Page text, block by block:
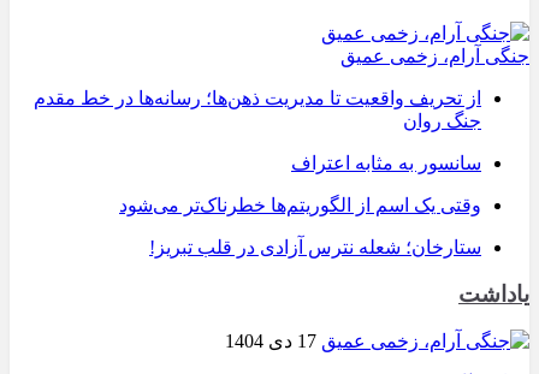
جنگی آرام، زخمی عمیق
از تحریف واقعیت تا مدیریت ذهن‌ها؛ رسانه‌ها در خط مقدم
جنگ روان
سانسور به مثابه اعتراف
وقتی یک اسم از الگوریتم‌ها خطرناک‌تر می‌شود
ستارخان؛ شعله نترس آزادی در قلب تبریز!
یاداشت
17 دی 1404